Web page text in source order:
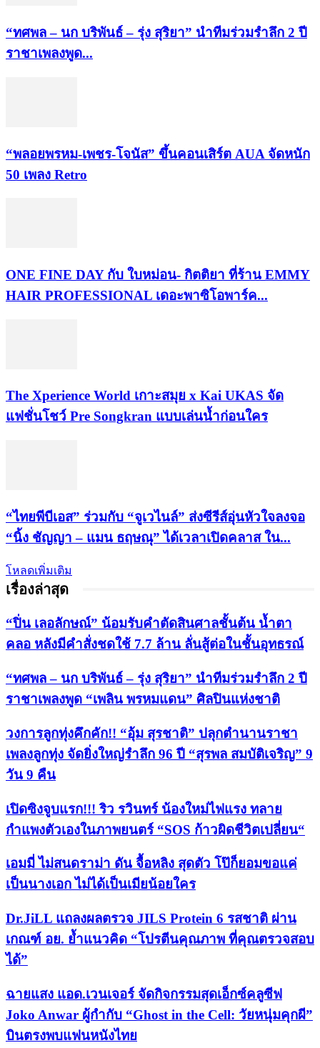
“ทศพล – นก บริพันธ์ – รุ่ง สุริยา” นำทีมร่วมรำลึก 2 ปี
ราชาเพลงพูด...
“พลอยพรหม-เพชร-โจนัส” ขึ้นคอนเสิร์ต AUA จัดหนัก
50 เพลง Retro
ONE FINE DAY กับ ใบหม่อน- กิตติยา ที่ร้าน EMMY
HAIR PROFESSIONAL เดอะพาซิโอพาร์ค...
​The Xperience World เกาะสมุย x Kai UKAS จัด
แฟชั่นโชว์ Pre Songkran แบบเล่นน้ำก่อนใคร
“ไทยพีบีเอส” ร่วมกับ “จูเวไนล์” ส่งซีรีส์อุ่นหัวใจลงจอ
“นิ้ง ชัญญา – แมน ธฤษณุ” ได้เวลาเปิดคลาส ใน...
โหลดเพิ่มเติม
เรื่องล่าสุด
“ปิ่น เลอลักษณ์” น้อมรับคำตัดสินศาลชั้นต้น น้ำตา
คลอ หลังมีคำสั่งชดใช้ 7.7 ล้าน ลั่นสู้ต่อในชั้นอุทธรณ์
“ทศพล – นก บริพันธ์ – รุ่ง สุริยา” นำทีมร่วมรำลึก 2 ปี
ราชาเพลงพูด “เพลิน พรหมแดน” ศิลปินแห่งชาติ
วงการลูกทุ่งคึกคัก!! “อุ้ม สุรชาติ” ปลุกตำนานราชา
เพลงลูกทุ่ง จัดยิ่งใหญ่รำลึก 96 ปี “สุรพล สมบัติเจริญ” 9
วัน 9 คืน
เปิดซิงจูบแรก!!! ริว รวินทร์ น้องใหม่ไฟแรง ทลาย
กำแพงตัวเองในภาพยนตร์ “SOS ก้าวผิดชีวิตเปลี่ยน“
เอมมี่ ไม่สนดราม่า ดัน จื้อหลิง สุดตัว โป๊ก็ยอมขอแค่
เป็นนางเอก ไม่ได้เป็นเมียน้อยใคร
Dr.JiLL แถลงผลตรวจ JILS Protein 6 รสชาติ ผ่าน
เกณฑ์ อย. ย้ำแนวคิด “โปรตีนคุณภาพ ที่คุณตรวจสอบ
ได้”
ฉายแสง แอด.เวนเจอร์ จัดกิจกรรมสุดเอ็กซ์คลูซีฟ
Joko Anwar ผู้กำกับ “Ghost in the Cell: วัยหนุ่มคุกผี”
บินตรงพบแฟนหนังไทย